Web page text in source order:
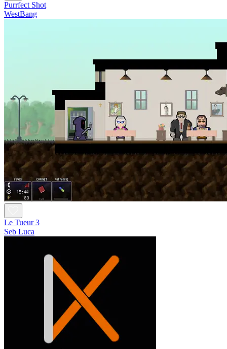
Purrfect Shot
WestBang
Le Tueur 3
Seb Luca